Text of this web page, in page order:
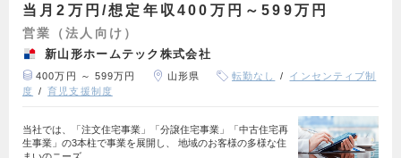
当月2万円/想定年収400万円～599万円
営業（法人向け）
新山形ホームテック株式会社
400万円 ～ 599万円 山形県 転勤なし
インセンティブ制
度
育児支援制度
当社では、「注文住宅事業」「分譲住宅事業」「中古住宅再
生事業」の3本柱で事業を展開し、 地域のお客様の多様な住
まいのニーズ…